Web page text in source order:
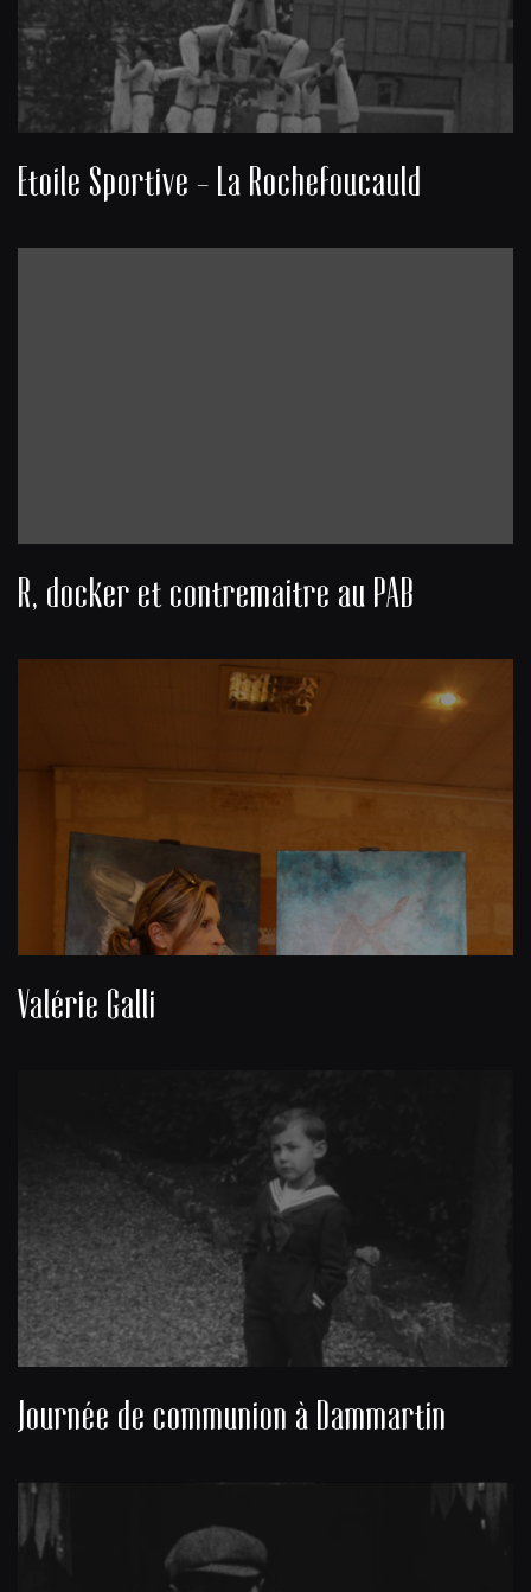
Etoile Sportive - La Rochefoucauld
R, docker et contremaitre au PAB
Valérie Galli
Journée de communion à Dammartin